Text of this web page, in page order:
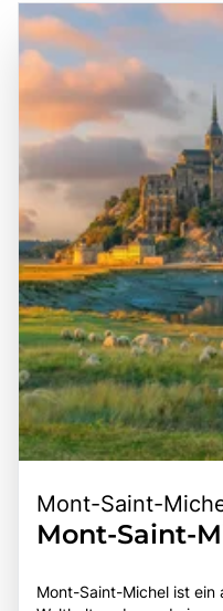
Mont-Saint-
Mont-Saint-
Mont-Saint-Michel ist ein